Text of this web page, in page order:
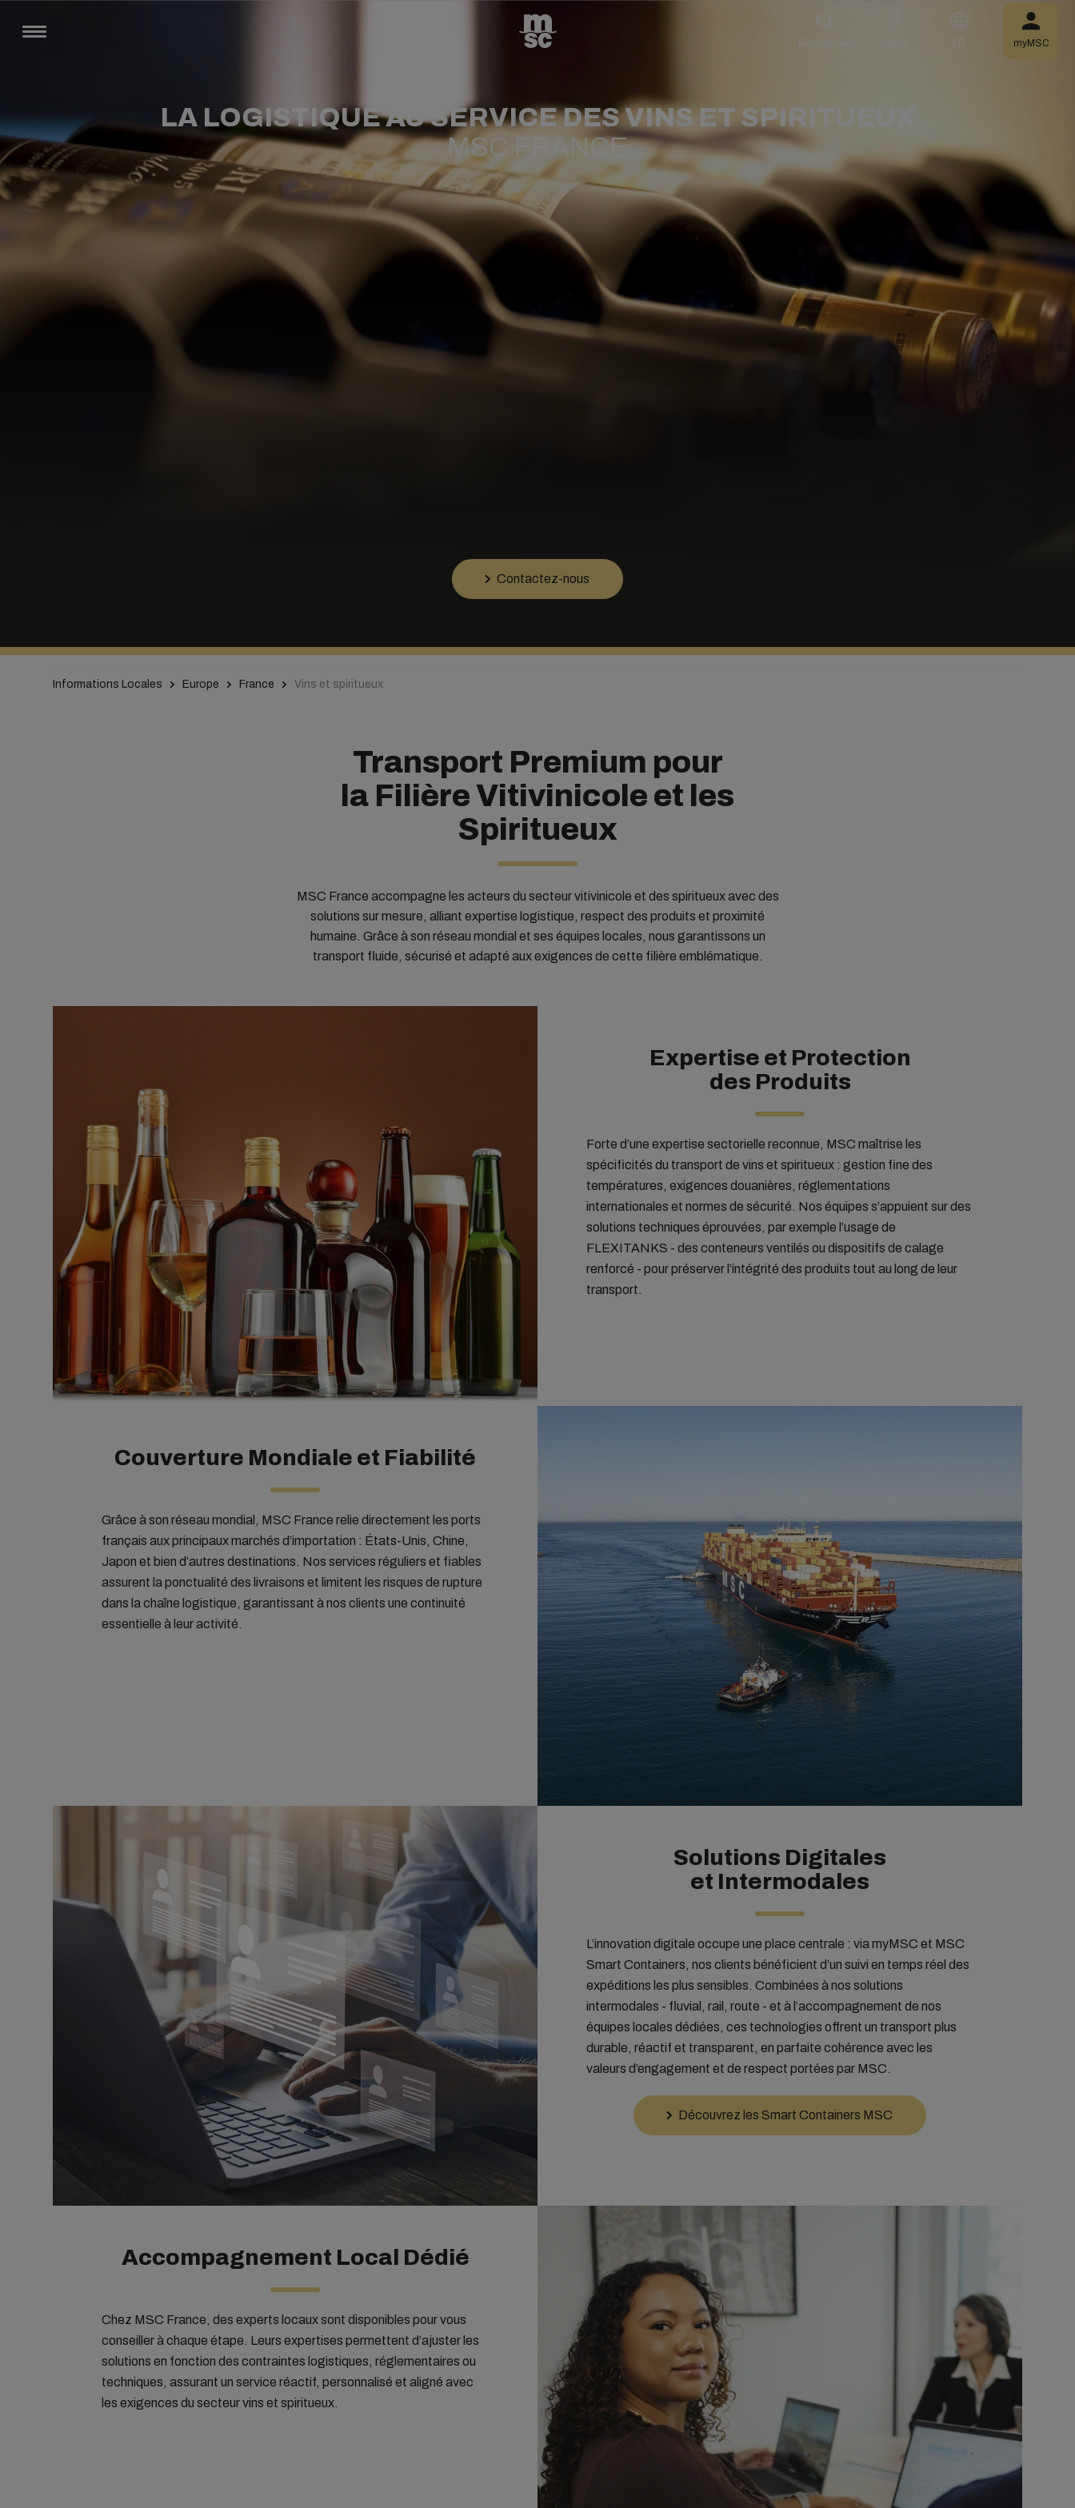
Rechercher FR myMSC
LA LOGISTIQUE AU SERVICE DES VINS ET SPIRITUEUX
MSC FRANCE
Contactez-nous
Informations Locales Europe France Vins et spiritueux
Transport Premium pour
la Filière Vitivinicole et les
Spiritueux
MSC France accompagne les acteurs du secteur vitivinicole et des spiritueux avec des
solutions sur mesure, alliant expertise logistique, respect des produits et proximité
humaine. Grâce à son réseau mondial et ses équipes locales, nous garantissons un
transport fluide, sécurisé et adapté aux exigences de cette filière emblématique.
Expertise et Protection
des Produits
Forte d’une expertise sectorielle reconnue, MSC maîtrise les
spécificités du transport de vins et spiritueux : gestion fine des
températures, exigences douanières, réglementations
internationales et normes de sécurité. Nos équipes s’appuient sur des
solutions techniques éprouvées, par exemple l’usage de
FLEXITANKS - des conteneurs ventilés ou dispositifs de calage
renforcé - pour préserver l’intégrité des produits tout au long de leur
transport.
Couverture Mondiale et Fiabilité
Grâce à son réseau mondial, MSC France relie directement les ports
français aux principaux marchés d’importation : États-Unis, Chine,
Japon et bien d’autres destinations. Nos services réguliers et fiables
assurent la ponctualité des livraisons et limitent les risques de rupture
dans la chaîne logistique, garantissant à nos clients une continuité
essentielle à leur activité.
Solutions Digitales
et Intermodales
L’innovation digitale occupe une place centrale : via myMSC et MSC
Smart Containers, nos clients bénéficient d’un suivi en temps réel des
expéditions les plus sensibles. Combinées à nos solutions
intermodales - fluvial, rail, route - et à l’accompagnement de nos
équipes locales dédiées, ces technologies offrent un transport plus
durable, réactif et transparent, en parfaite cohérence avec les
valeurs d’engagement et de respect portées par MSC.
Découvrez les Smart Containers MSC
Accompagnement Local Dédié
Chez MSC France, des experts locaux sont disponibles pour vous
conseiller à chaque étape. Leurs expertises permettent d’ajuster les
solutions en fonction des contraintes logistiques, réglementaires ou
techniques, assurant un service réactif, personnalisé et aligné avec
les exigences du secteur vins et spiritueux.